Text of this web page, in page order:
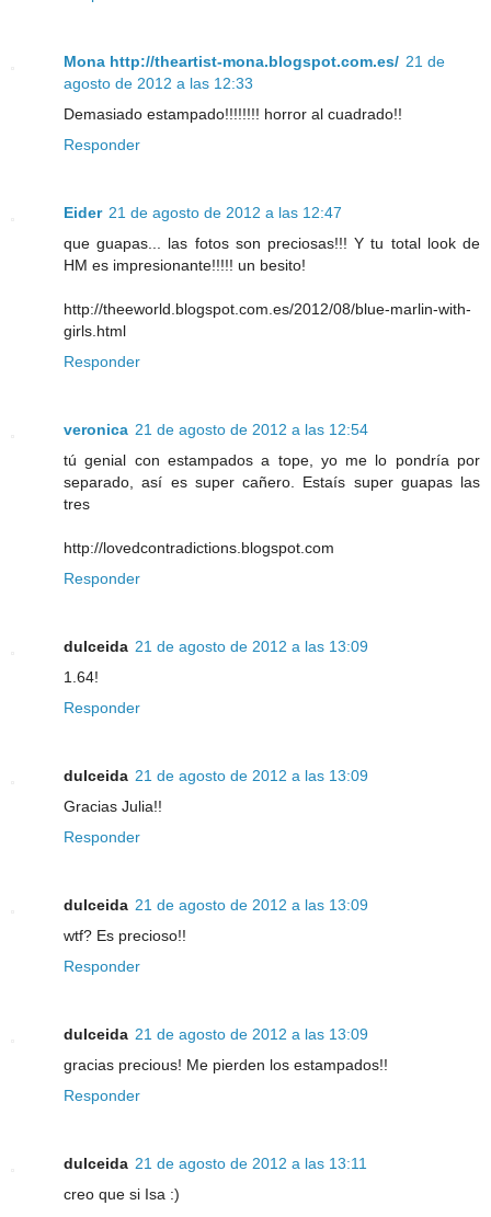
Mona http://theartist-mona.blogspot.com.es/ 21 de
agosto de 2012 a las 12:33
Demasiado estampado!!!!!!!! horror al cuadrado!!
Responder
Eider 21 de agosto de 2012 a las 12:47
que guapas... las fotos son preciosas!!! Y tu total look de
HM es impresionante!!!!! un besito!
http://theeworld.blogspot.com.es/2012/08/blue-marlin-with-
girls.html
Responder
veronica 21 de agosto de 2012 a las 12:54
tú genial con estampados a tope, yo me lo pondría por
separado, así es super cañero. Estaís super guapas las
tres
http://lovedcontradictions.blogspot.com
Responder
dulceida 21 de agosto de 2012 a las 13:09
1.64!
Responder
dulceida 21 de agosto de 2012 a las 13:09
Gracias Julia!!
Responder
dulceida 21 de agosto de 2012 a las 13:09
wtf? Es precioso!!
Responder
dulceida 21 de agosto de 2012 a las 13:09
gracias precious! Me pierden los estampados!!
Responder
dulceida 21 de agosto de 2012 a las 13:11
creo que si Isa :)